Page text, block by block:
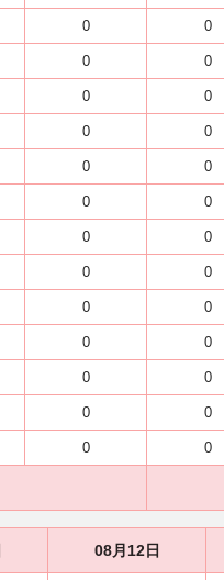
0 0
0 0
0 0
0 0
0 0
0 0
0 0
0 0
0 0
0 0
0 0
0 0
0 0
08月12日